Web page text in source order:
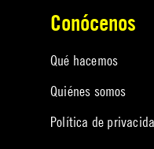
Conócenos
Qué hacemos
Quiénes somos
Política de